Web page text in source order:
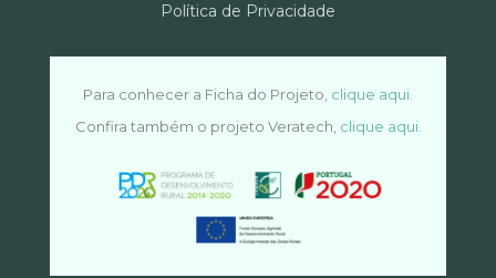
Política de Privacidade
Para conhecer a Ficha do Projeto, clique aqui.
Confira também o projeto Veratech, clique aqui.